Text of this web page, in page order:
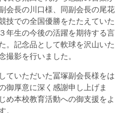
会長の川口様、同副会長の尾花
技での全国優勝をたたえていた
年生の今後の活躍を期待する言
。記念品として軟球を沢山いた
撮影を行いました。
ていただいた冨塚副会長様をは
御厚意に深く感謝申し上げま
め本校教育活動への御支援をよ
。